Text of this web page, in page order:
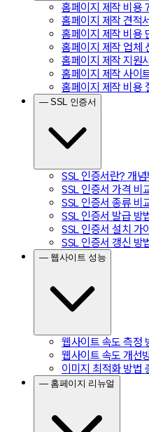
홈페이지 제작 비용
홈페이지 제작 견적
홈페이지 제작 비용
홈페이지 제작 업체
홈페이지 제작 지원
홈페이지 제작 사이
홈페이지 제작 비용
— SSL 인증서
SSL 인증서란? 개
SSL 인증서 가격 비
SSL 인증서 종류 비
SSL 인증서 발급 방
SSL 인증서 설치 가
SSL 인증서 갱신 방
— 웹사이트 성능
웹사이트 속도 측정
웹사이트 속도 개선
이미지 최적화 방법
— 홈페이지 리뉴얼